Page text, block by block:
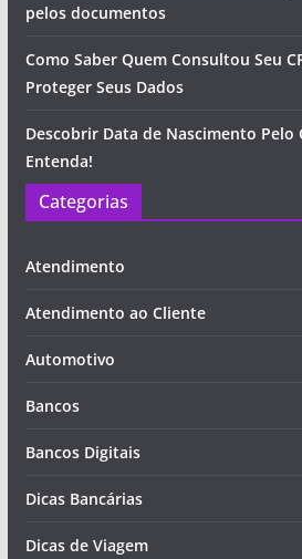
pelos documentos
Como Saber Quem Consultou Seu
Proteger Seus Dados
Descobrir Data de Nascimento Pelo
Entenda!
Categorias
Atendimento
Atendimento ao Cliente
Automotivo
Bancos
Bancos Digitais
Dicas Bancárias
Dicas de Viagem